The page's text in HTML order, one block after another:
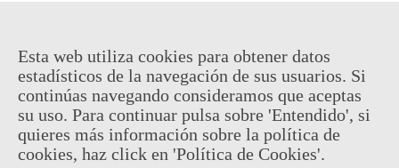
-
Añadir Al Carrito
Código QR Compartir
Esta web utiliza cookies para obtener datos
estadísticos de la navegación de sus usuarios. Si
continúas navegando consideramos que aceptas
su uso. Para continuar pulsa sobre 'Entendido', si
quieres más información sobre la política de
cookies, haz click en 'Política de Cookies'.